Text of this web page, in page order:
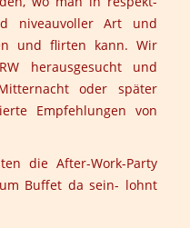
niveauvoller Art und
und flirten kann. Wir
herausgesucht und
oder später
Empfehlungen von
die After-Work-Party
Buffet da sein- lohnt